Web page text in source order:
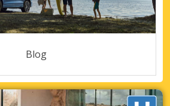
Blog